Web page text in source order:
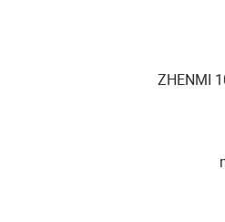
ZHENMI